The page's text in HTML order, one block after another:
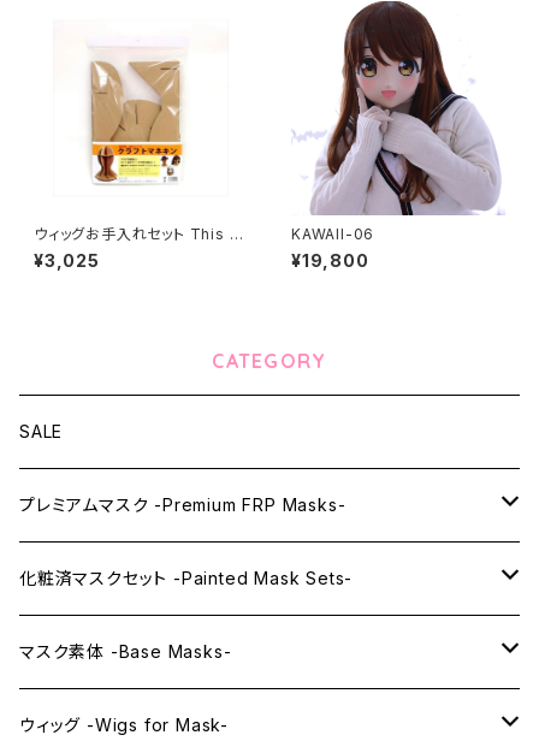
ウィッグお手入れセット This it
em can not ship overseas
¥3,025
KAWAII-06
¥19,800
CATEGORY
SALE
プレミアムマスク -Premium FRP Masks-
KAWAII PREMIUM Mask & Wig Sets
プレミアムマスク素体-Premium base masks-
プレミアムウィッグ -Premium Wigs-
化粧済マスクセット -Painted Mask Sets-
KAWAII EX series
KAWAII series
マスク素体 -Base Masks-
アニメマスク -Anime Masks-
ウィッグ -Wigs for Mask-